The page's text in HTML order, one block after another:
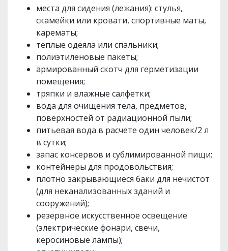
места для сидения (лежания): стулья,
скамейки или кровати, спортивные маты,
карематы;
теплые одеяла или спальники;
полиэтиленовые пакеты;
армированный скотч для герметизации
помещения;
тряпки и влажные салфетки;
вода для очищения тела, предметов,
поверхностей от радиационной пыли;
питьевая вода в расчете один человек/2 л
в сутки;
запас консервов и сублимированной пищи;
контейнеры для продовольствия;
плотно закрывающиеся баки для нечистот
(для неканализованных зданий и
сооружений);
резервное искусственное освещение
(электрические фонари, свечи,
керосиновые лампы);